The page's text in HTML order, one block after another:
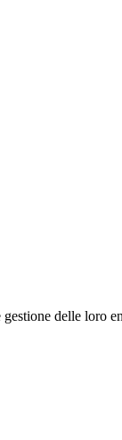
delle loro